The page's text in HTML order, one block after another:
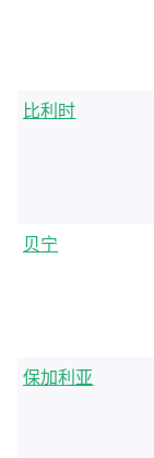
比利时
贝宁
保加利亚